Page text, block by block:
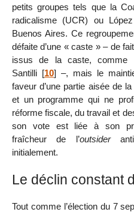
petits groupes tels que la
radicalisme (UCR) ou
Buenos Aires. Ce
défaite d’une « caste » – de
issus de la caste, comme
Santilli [10] –, mais le
faveur d’une partie aisée de
et un programme qui ne
réforme fiscale, du travail et
son vote est liée à son
fraîcheur de l’outsideranti-
initialement.
Le déclin constant
Tout comme l’élection du 7